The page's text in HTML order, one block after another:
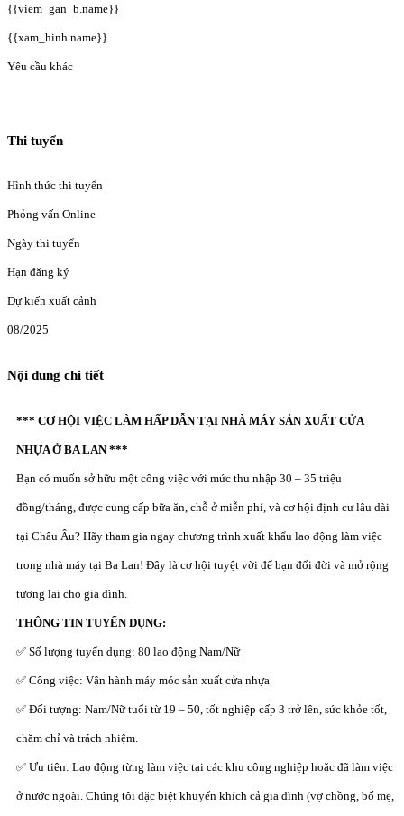
{{viem_gan_b.name}}
{{xam_hinh.name}}
Yêu cầu khác
Thi tuyển
Hình thức thi tuyển
Phỏng vấn Online
Ngày thi tuyển
Hạn đăng ký
Dự kiến xuất cảnh
08/2025
Nội dung chi tiết
*** CƠ HỘI VIỆC LÀM HẤP DẪN TẠI NHÀ MÁY SẢN XUẤT CỬA
NHỰA Ở BA LAN ***
Bạn có muốn sở hữu một công việc với mức thu nhập 30 – 35 triệu
đồng/tháng, được cung cấp bữa ăn, chỗ ở miễn phí, và cơ hội định cư lâu dài
tại Châu Âu? Hãy tham gia ngay chương trình xuất khẩu lao động làm việc
trong nhà máy tại Ba Lan! Đây là cơ hội tuyệt vời để bạn đổi đời và mở rộng
tương lai cho gia đình.
THÔNG TIN TUYỂN DỤNG:
✅ Số lượng tuyển dụng: 80 lao động Nam/Nữ
✅ Công việc: Vận hành máy móc sản xuất cửa nhựa
✅ Đối tượng: Nam/Nữ tuổi từ 19 – 50, tốt nghiệp cấp 3 trở lên, sức khỏe tốt,
chăm chỉ và trách nhiệm.
✅ Ưu tiên: Lao động từng làm việc tại các khu công nghiệp hoặc đã làm việc
ở nước ngoài. Chúng tôi đặc biệt khuyến khích cả gia đình (vợ chồng, bố mẹ,